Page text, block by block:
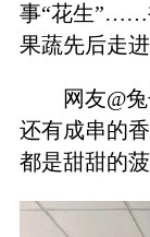
事“花生”……
果蔬先后走
网友@
还有成串的
都是甜甜的菠